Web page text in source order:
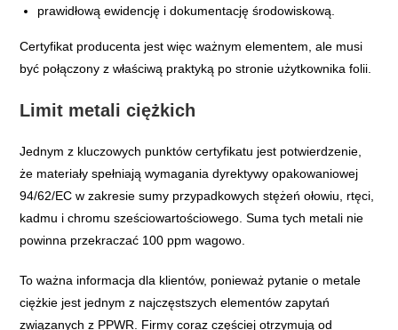
prawidłową ewidencję i dokumentację środowiskową.
Certyfikat producenta jest więc ważnym elementem, ale musi
być połączony z właściwą praktyką po stronie użytkownika folii.
Limit metali ciężkich
Jednym z kluczowych punktów certyfikatu jest potwierdzenie,
że materiały spełniają wymagania dyrektywy opakowaniowej
94/62/EC w zakresie sumy przypadkowych stężeń ołowiu, rtęci,
kadmu i chromu sześciowartościowego. Suma tych metali nie
powinna przekraczać 100 ppm wagowo.
To ważna informacja dla klientów, ponieważ pytanie o metale
ciężkie jest jednym z najczęstszych elementów zapytań
związanych z PPWR. Firmy coraz częściej otrzymują od